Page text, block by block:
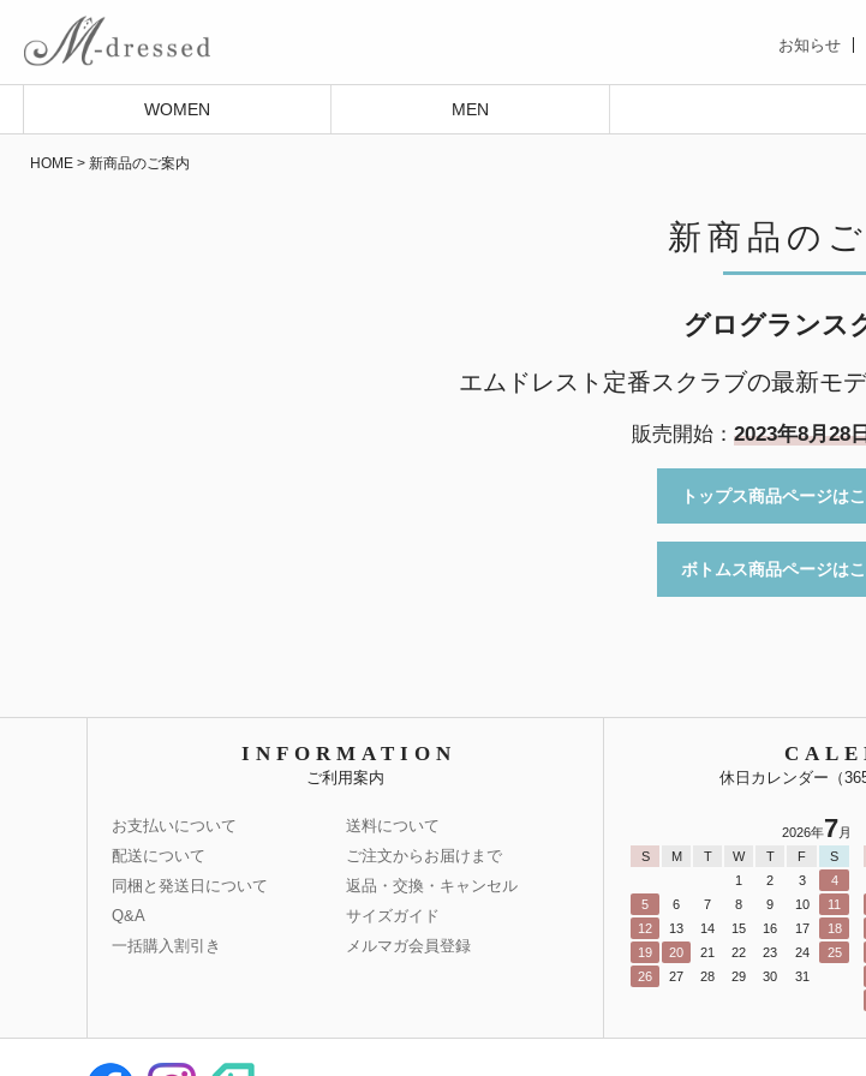
お知らせ
WOMEN MEN
HOME 新商品のご案内
新商品の
グログランス
エムドレスト定番スクラブの最新モ
販売開始： 2023年8月28
トップス商品ページは
ボトムス商品ページは
INFORMATION
ご利用案内
お支払いについて
送料について
配送について
ご注文からお届けまで
同梱と発送日について
返品・交換・キャンセル
Q&A
サイズガイド
一括購入割引き
メルマガ会員登録
休日カレンダー（
2026年7月
S
M T W T F
S
1
2 3
4
5
6 7 8 9 10
11
12
13 14 15 16 17
18
19
20 21 22 23 24
25
26
27 28 29 30 31